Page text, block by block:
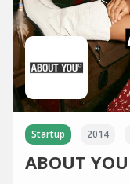
Startup 2014
ABOUT YOU